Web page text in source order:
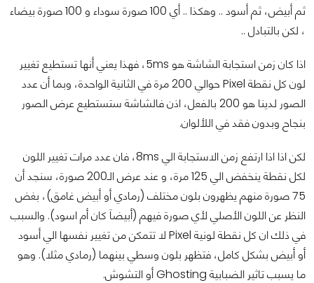
ثم أبيض، ثم أسود .. وهكذا .. أي 100 صورة سوداء و 100 صورة بيضاء
، لكن بالتبادل ..
اذا كان زمن استجابة الشاشة هو 5ms، فهذا يعني أنها تستطيع تغيير
لون كل نقطة Pixel حوالي 200 مرة في الثانية الواحدة، وبما أن عدد
الصور لدينا هو 200 بالفعل، اذن فالشاشة ستستطيع عرض الصور
بنجاح وبدون فقد في اللألوان.
لكن اذا اذا ارتفع زمن الاستجابة الي 8ms، فان عدد مرات تغيير اللون
لكل نقطة ينخفض الي 125 مرة، و عند عرض الـ200 صورة، سنجد أن
75 صورة منهم يظهرون بلون مختلف (رمادي أو أبيض غامق)، بغض
النظر عن اللون الأصلي لأي صورة فيهم (أبيضاَ كان أم اسود). والسبب
في ذلك ان كل نقطة لونية Pixel لا تتمكن من تغيير نفسها الي أسود
أو أبيض بشكل كامل، فتظهر بلون وسطي بينهما (رمادي مثلا). وهو
ما يسبب تاثير الضبابية Ghosting أو التشوش.